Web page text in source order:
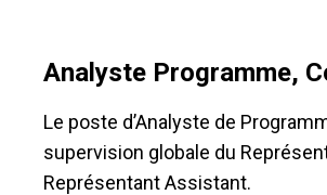
Analyste Programme,
Le poste d’Analyste de
supervision globale du
Représentant Assistant.